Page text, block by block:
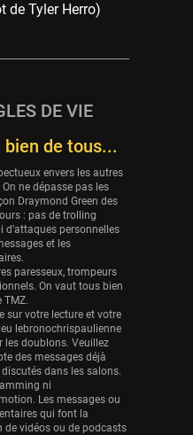
Nets
Kings
Jazz
Raptors
de Tyler Herro)
DE VIE
bien de tous...
envers les autres
ne dépasse pas les
Draymond Green des
: pas de trolling
d’attaques personnelles
et les
paresseux, trompeurs
On vaut tous bien
TMZ.
sur votre lecture et votre
lebronochrispaulienne
les doublons. Veuillez
des messages déjà
dans les salons.
ni
Les messages ou
qui font la
de vidéos ou de podcasts